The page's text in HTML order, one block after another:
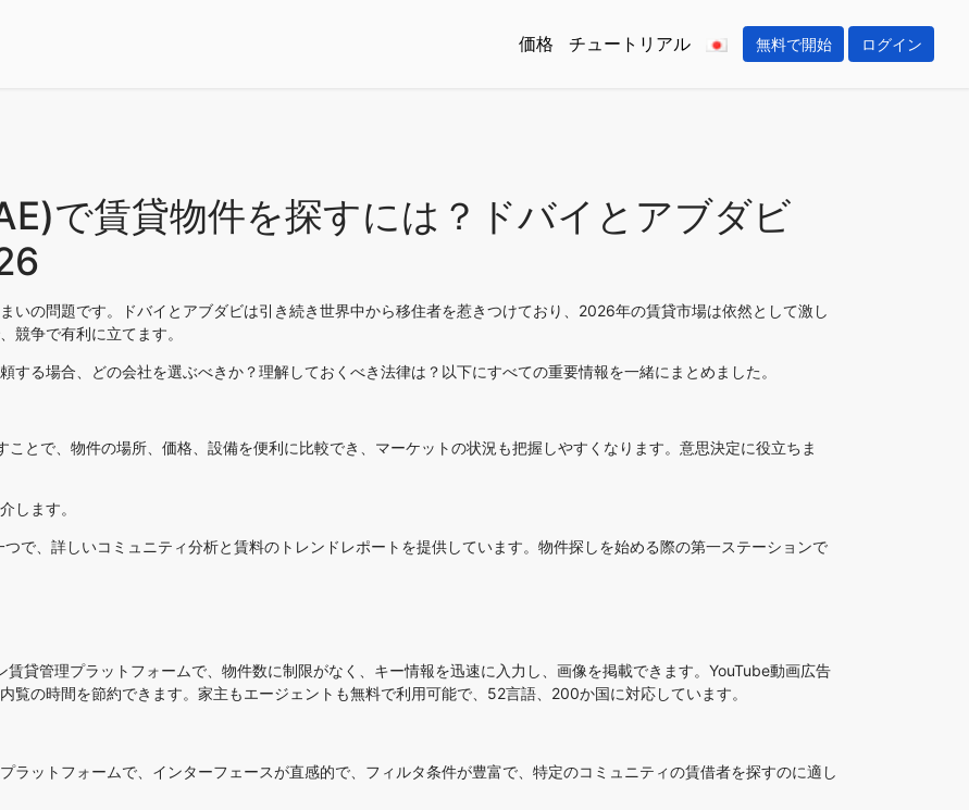
価格 チュートリアル 無料で開始 ログイン
で賃貸物件を探すには？ドバイとアブダビ
いの問題です。ドバイとアブダビは引き続き世界中から移住者を惹きつけており、2026年の賃貸市場は依然として激し
競争で有利に立てます。
する場合、どの会社を選ぶべきか？理解しておくべき法律は？以下にすべての重要情報を一緒にまとめました。
ことで、物件の場所、価格、設備を便利に比較でき、マーケットの状況も把握しやすくなります。意思決定に役立ちま
します。
で、詳しいコミュニティ分析と賃料のトレンドレポートを提供しています。物件探しを始める際の第一ステーションで
貸管理プラットフォームで、物件数に制限がなく、キー情報を迅速に入力し、画像を掲載できます。YouTube動画広告
覧の時間を節約できます。家主もエージェントも無料で利用可能で、52言語、200か国に対応しています。
ラットフォームで、インターフェースが直感的で、フィルタ条件が豊富で、特定のコミュニティの賃借者を探すのに適し